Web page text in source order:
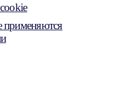
применяются